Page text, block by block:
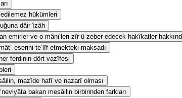
edilemez hükümleri
dâir îzâh
emirler ve o mâni‘leri zîr ü zeber edecek hakîkatler
eserini te’lîf etmekteki maksadı
ferdinin dört vazîfesi
mazîde hafî ve nazarî olması
bakan mesâilin birbirinden farkları